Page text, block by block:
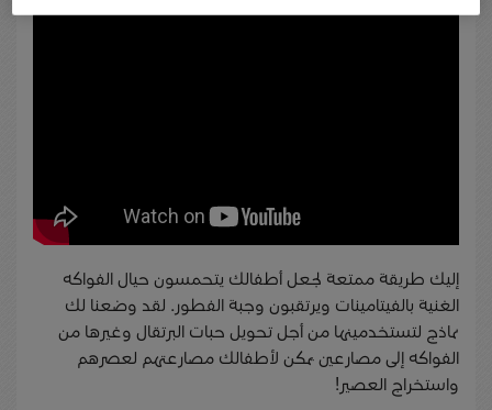
إليك طريقة ممتعة لجعل أطفالك يتحمسون حيال الفواكه
الغنية بالفيتامينات ويرتقبون وجبة الفطور. لقد وضعنا لك
نماذج لتستخدمينها من أجل تحويل حبات البرتقال وغيرها من
الفواكه إلى مصارعين يمكن لأطفالك مصارعتهم لعصرهم
واستخراج العصير!